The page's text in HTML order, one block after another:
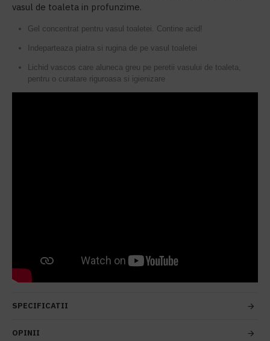
vasul de toaleta in profunzime.
Gel concentrat pentru vasul toaletei. Contine acid!
Indeparteaza piatra si rugina de pe vasul toaletei
Lichid vascos care aluneca greu pe peretii vasului de toaleta,
pentru o curatare riguroasa si igienizare
SPECIFICATII
OPINII